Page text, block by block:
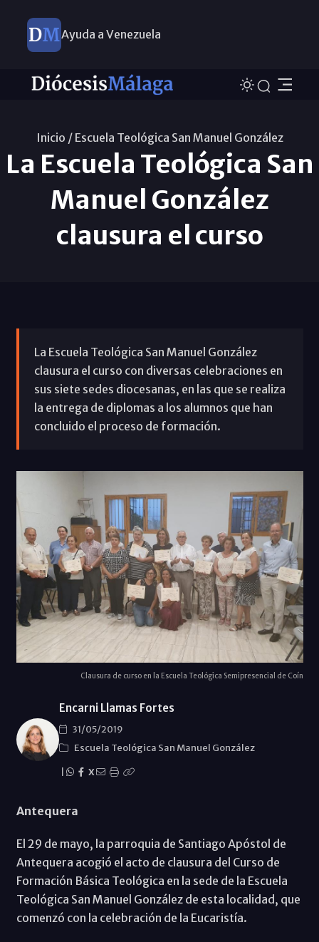
Ayuda a Venezuela
Inicio / Escuela Teológica San Manuel González
La Escuela Teológica San
Manuel González
clausura el curso
La Escuela Teológica San Manuel González
clausura el curso con diversas celebraciones en
sus siete sedes diocesanas, en las que se realiza
la entrega de diplomas a los alumnos que han
concluido el proceso de formación.
Clausura de curso en la Escuela Teológica Semipresencial de Coín
Encarni Llamas Fortes
31/05/2019
Escuela Teológica San Manuel González
X
Antequera
El 29 de mayo, la parroquia de Santiago Apóstol de
Antequera acogió el acto de clausura del Curso de
Formación Básica Teológica en la sede de la Escuela
Teológica San Manuel González de esta localidad, que
comenzó con la celebración de la Eucaristía.